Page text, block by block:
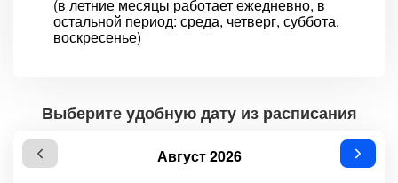
(в летние месяцы работает ежедневно, в
остальной период: среда, четверг, суббота,
воскресенье)
Выберите удобную дату из расписания
Август 2026